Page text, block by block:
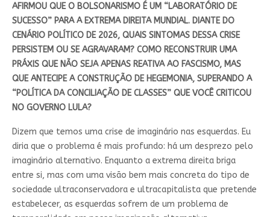
AFIRMOU QUE O BOLSONARISMO É UM “LABORATÓRIO DE
SUCESSO” PARA A EXTREMA DIREITA MUNDIAL. DIANTE DO
CENÁRIO POLÍTICO DE 2026, QUAIS SINTOMAS DESSA CRISE
PERSISTEM OU SE AGRAVARAM? COMO RECONSTRUIR UMA
PRÁXIS QUE NÃO SEJA APENAS REATIVA AO FASCISMO, MAS
QUE ANTECIPE A CONSTRUÇÃO DE HEGEMONIA, SUPERANDO A
“POLÍTICA DA CONCILIAÇÃO DE CLASSES” QUE VOCÊ CRITICOU
NO GOVERNO LULA?
Dizem que temos uma crise de imaginário nas esquerdas. Eu
diria que o problema é mais profundo: há um desprezo pelo
imaginário alternativo. Enquanto a extrema direita briga
entre si, mas com uma visão bem mais concreta do tipo de
sociedade ultraconservadora e ultracapitalista que pretende
estabelecer, as esquerdas sofrem de um problema de